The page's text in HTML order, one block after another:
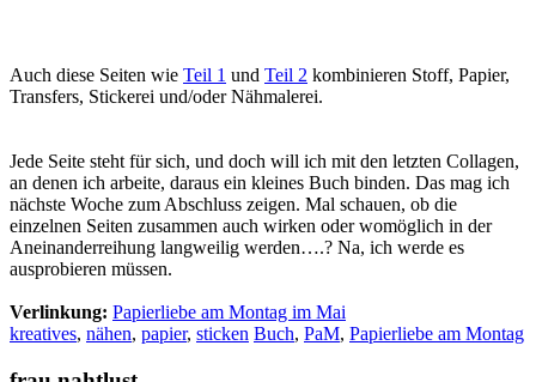
Auch diese Seiten wie Teil 1 und Teil 2 kombinieren Stoff, Papier,
Transfers, Stickerei und/oder Nähmalerei.
Jede Seite steht für sich, und doch will ich mit den letzten Collagen,
an denen ich arbeite, daraus ein kleines Buch binden. Das mag ich
nächste Woche zum Abschluss zeigen. Mal schauen, ob die
einzelnen Seiten zusammen auch wirken oder womöglich in der
Aneinanderreihung langweilig werden….? Na, ich werde es
ausprobieren müssen.
Verlinkung: Papierliebe am Montag im Mai
kreatives, nähen, papier, sticken Buch, PaM, Papierliebe am Montag